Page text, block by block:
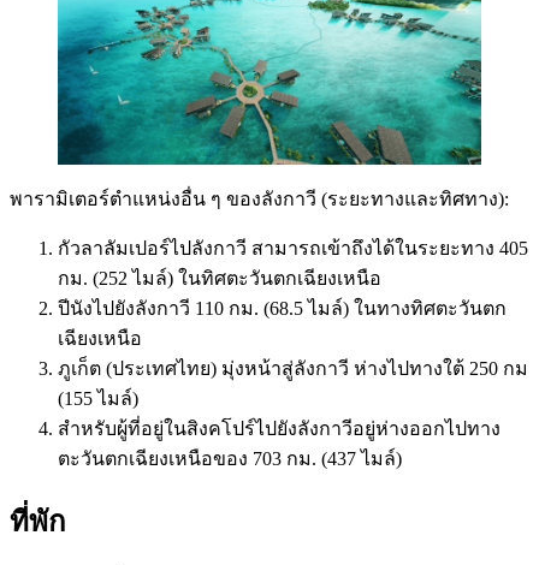
พารามิเตอร์ตำแหน่งอื่น ๆ ของลังกาวี (ระยะทางและทิศทาง):
กัวลาลัมเปอร์ไปลังกาวี สามารถเข้าถึงได้ในระยะทาง 405
กม. (252 ไมล์) ในทิศตะวันตกเฉียงเหนือ
ปีนังไปยังลังกาวี 110 กม. (68.5 ไมล์) ในทางทิศตะวันตก
เฉียงเหนือ
ภูเก็ต (ประเทศไทย) มุ่งหน้าสู่ลังกาวี ห่างไปทางใต้ 250 กม
(155 ไมล์)
สำหรับผู้ที่อยู่ในสิงคโปร์ไปยังลังกาวีอยู่ห่างออกไปทาง
ตะวันตกเฉียงเหนือของ 703 กม. (437 ไมล์)
ที่พัก